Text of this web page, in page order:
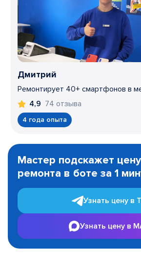
Дмитрий
Ремонтирует 40+ смартфонов в
4,9 74 отзыва
4 года опыта
1
Мастер подскажет
ремонта в боте за 1
Узнать цену в
Узнать цену в